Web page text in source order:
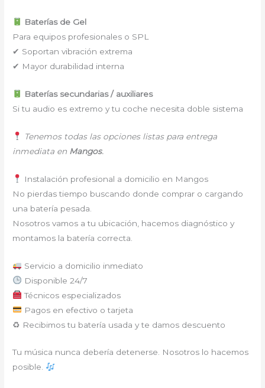
Baterías de Gel
Para equipos profesionales o SPL
✔ Soportan vibración extrema
✔ Mayor durabilidad interna
Baterías secundarias / auxiliares
Si tu audio es extremo y tu coche necesita doble sistema
Tenemos todas las opciones listas para entrega
inmediata en Mangos.
Instalación profesional a domicilio en Mangos
No pierdas tiempo buscando donde comprar o cargando
una batería pesada.
Nosotros vamos a tu ubicación, hacemos diagnóstico y
montamos la batería correcta.
Servicio a domicilio inmediato
Disponible 24/7
Técnicos especializados
Pagos en efectivo o tarjeta
♻ Recibimos tu batería usada y te damos descuento
Tu música nunca debería detenerse. Nosotros lo hacemos
posible.